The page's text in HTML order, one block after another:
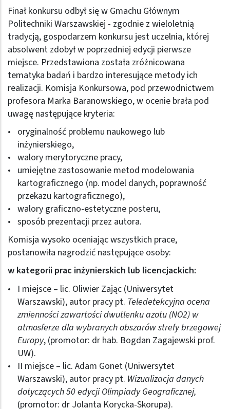
Finał konkursu odbył się w Gmachu Głównym
Politechniki Warszawskiej - zgodnie z wieloletnią
tradycją, gospodarzem konkursu jest uczelnia, której
absolwent zdobył w poprzedniej edycji pierwsze
miejsce. Przedstawiona została zróżnicowana
tematyka badań i bardzo interesujące metody ich
realizacji. Komisja Konkursowa, pod przewodnictwem
profesora Marka Baranowskiego, w ocenie brała pod
uwagę następujące kryteria:
oryginalność problemu naukowego lub
inżynierskiego,
walory merytoryczne pracy,
umiejętne zastosowanie metod modelowania
kartograficznego (np. model danych, poprawność
przekazu kartograficznego),
walory graficzno-estetyczne posteru,
sposób prezentacji przez autora.
Komisja wysoko oceniając wszystkich prace,
postanowiła nagrodzić następujące osoby:
w kategorii prac inżynierskich lub licencjackich:
I miejsce – lic. Oliwier Zając (Uniwersytet
Warszawski), autor pracy pt. Teledetekcyjna ocena
zmienności zawartości dwutlenku azotu (NO2) w
atmosferze dla wybranych obszarów strefy brzegowej
Europy, (promotor: dr hab. Bogdan Zagajewski prof.
UW).
II miejsce – lic. Adam Gonet (Uniwersytet
Warszawski), autor pracy pt. Wizualizacja danych
dotyczących 50 edycji Olimpiady Geograficznej,
(promotor: dr Jolanta Korycka-Skorupa).